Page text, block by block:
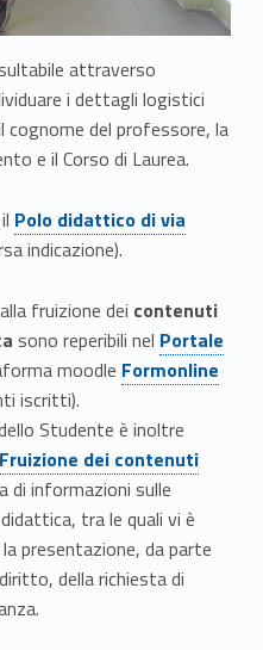
attraverso
i dettagli logistici
cognome del professore, la
e il Corso di Laurea.
Link identifier #identifier__199969-2
Polo didattico di via
indicazione).
fruizione dei contenuti
sono reperibili nel Link identifier #identifier__20345-3
Portale
moodle Link identifier #identifier__65343-4
Formonline
iscritti).
Studente è inoltre
Link identifier #identifier__148066-5
dei contenuti
di informazioni sulle
tra le quali vi è
presentazione, da parte
della richiesta di